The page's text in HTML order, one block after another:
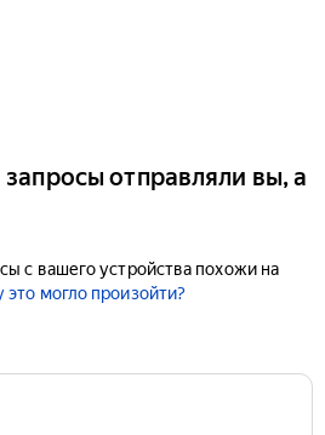
отправляли вы, а
с вашего устройства похожи на
это могло произойти?